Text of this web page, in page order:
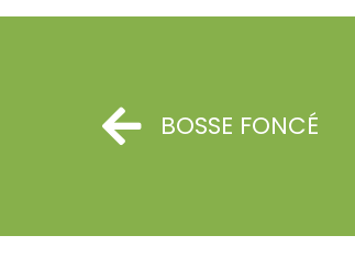
BOSSE FONCÉ